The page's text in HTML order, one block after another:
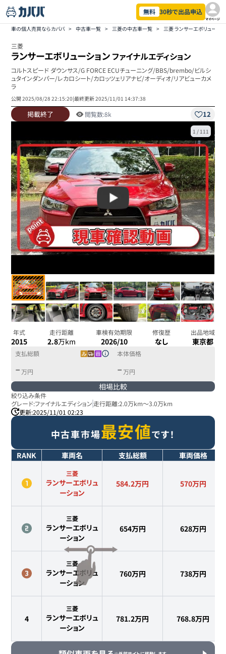
無料 30秒で出品申込
マイページ
車の個人売買ならカババ > 中古車一覧 > 三菱の中古車一覧 > 三菱 ランサーエボリューシ
三菱
ランサーエボリューション ファイナルエディション
コルトスピード ダウンサス/G FORCE ECUチューニング/BBS/brembo/ビルシ
ュタインダンパー/レカロシート/カロッツェリアナビ/オーディオ/リアビューカメ
ラ
公開2025/08/28 22:15:20|最終更新2025/11/01 14:37:38
掲載終了 閲覧数:8k 12
1 / 111
年式
2015
走行距離
2.8万km
車検有効期限
2026/10
修復歴
なし
出品地域
東京都
支払総額
- 万円
本体価格
- 万円
相場比較
絞り込み条件
グレード:ファイナルエディション 走行距離:2.0万km～3.0万km
更新:2025/11/01 02:23
中古車市場最安値です！
RANK 車両名 支払総額 車両価格
三菱
ランサーエボリュ
ーション
584.2万円 570万円
三菱
ランサーエボリュ
ーション
654万円 628万円
三菱
ランサーエボリュ
ーション
760万円 738万円
4
三菱
ランサーエボリュ
ーション
781.2万円 768.8万円